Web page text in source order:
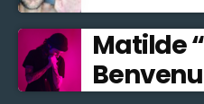
Matilde